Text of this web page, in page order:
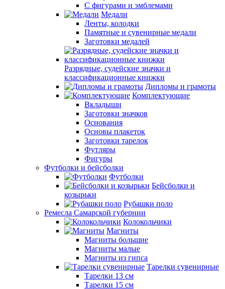
С фигурами и эмблемами
Медали
Ленты, колодки
Памятные и сувенирные медали
Заготовки медалей
Разрядные, судейские значки и
классификационные книжки
Дипломы и грамоты
Комплектующие
Вкладыши
Заготовки значков
Основания
Основы плакеток
Заготовки тарелок
Футляры
Фигуры
Футболки и бейсболки
Футболки
Бейсболки и
козырьки
Рубашки поло
Ремесла Самарской губернии
Колокольчики
Магниты
Магниты большие
Магниты малые
Магниты из гипса
Тарелки сувенирные
Тарелки 13 см
Тарелки 15 см